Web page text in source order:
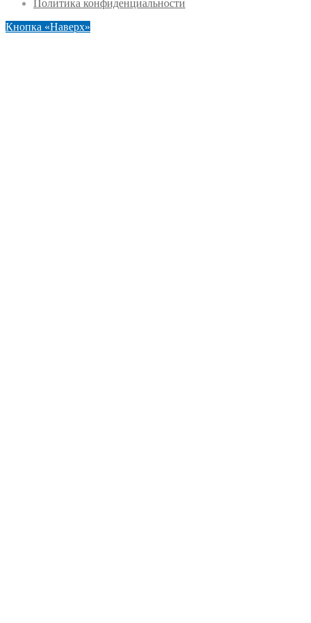
Политика конфиденциальности
Кнопка «Наверх»